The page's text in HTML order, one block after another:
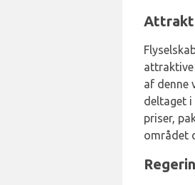
attraktive
af denne
deltaget i
priser,
området